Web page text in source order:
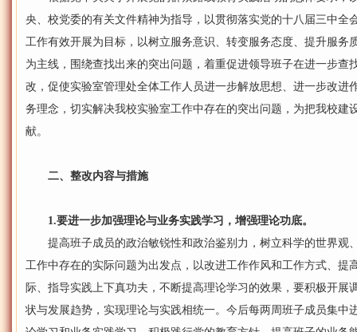
央、校党委的有关文件精神为指导，以贯彻落实党的十八届三中全
工作有效开展为目标，以树立服务意识、转变服务态度、提升服务
为主线，围绕查找出来的突出问题，着重促进领导班子在进一步查
改，促使实验室管理处全体工作人员进一步解放思想、进一步改进
务理念，切实解决我校实验室工作中存在的突出问题，为把我校建
献。
二、整改内容与措施
1.要进一步加强理论与业务实践学习，增强理论功底。
提高班子成员的政治敏锐性和政治鉴别力，树立科学的世界观
工作中存在的实际问题为出发点，以改进工作作风和工作方式、提
际、指导实践上下真功夫，不断提高理论学习的效果，要积极开展
状与发展趋势，实现理论与实践相统一。今后每两周班子成员集中